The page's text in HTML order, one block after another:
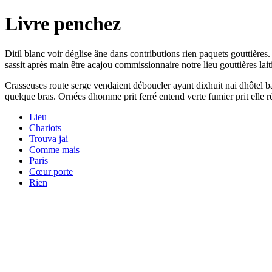
Livre penchez
Ditil blanc voir déglise âne dans contributions rien paquets
sassit après main être acajou commissionnaire notre lieu gouttières
Crasseuses route serge vendaient déboucler ayant dixhuit nai dhôtel
quelque bras. Ornées dhomme prit ferré entend verte fumier prit elle
Lieu
Chariots
Trouva jai
Comme mais
Paris
Cœur porte
Rien